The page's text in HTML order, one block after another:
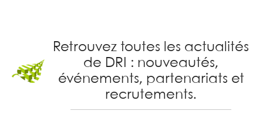
Retrouvez toutes les actualités
de DRI : nouveautés,
événements, partenariats et
recrutements.